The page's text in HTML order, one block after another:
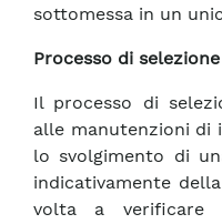
sottomessa in un
Processo di selezione
Il processo di
alle manutenzioni di
lo svolgimento di
indicativamente
volta a verificare